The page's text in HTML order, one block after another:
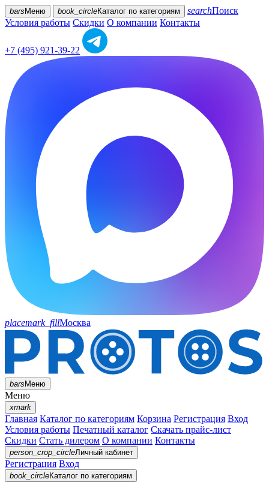
bars Меню book_circleКаталог по категориям searchПоиск
Условия работы Скидки О компании Контакты
+7 (495) 921-39-22
placemark_fillМосква
barsМеню
Меню
xmark
Главная Каталог по категориям Корзина Регистрация Вход
Условия работы Печатный каталог Скачать прайс-лист
Скидки Стать дилером О компании Контакты
person_crop_circleЛичный кабинет
Регистрация Вход
book_circleКаталог по категориям